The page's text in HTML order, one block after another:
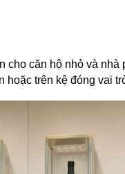
căn hộ nhỏ và
trên kệ đóng vai